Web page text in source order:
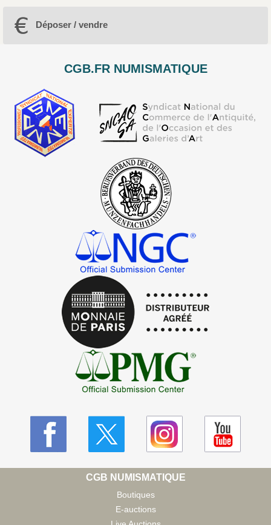
Déposer / vendre
CGB.FR NUMISMATIQUE
CGB NUMISMATIQUE
Boutiques
E-auctions